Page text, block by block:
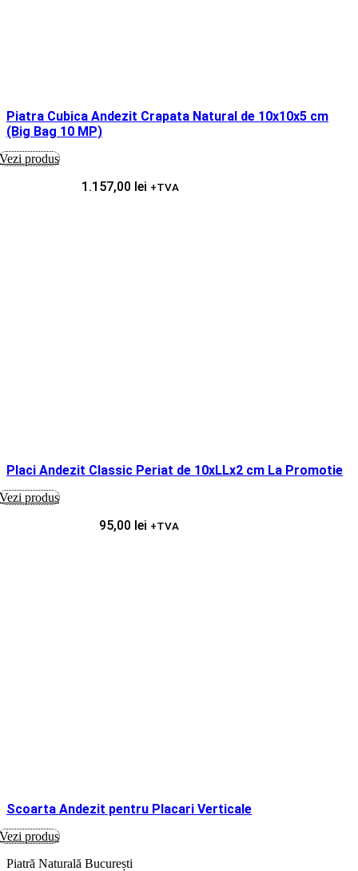
Piatra Cubica Andezit Crapata Natural de 10x10x5 cm
(Big Bag 10 MP)
Vezi produs
1.157,00 lei +TVA
Placi Andezit Classic Periat de 10xLLx2 cm La Promotie
Vezi produs
95,00 lei +TVA
Scoarta Andezit pentru Placari Verticale
Vezi produs
Piatră Naturală București